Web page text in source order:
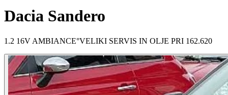
Dacia Sandero
1.2 16V AMBIANCE°VELIKI SERVIS IN OLJE PRI 162.620